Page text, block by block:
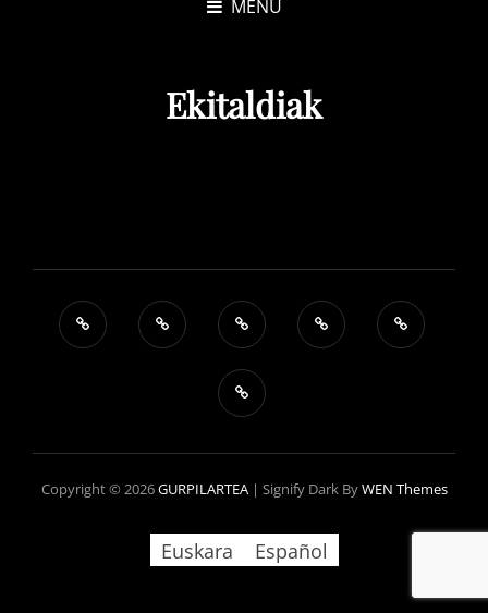
MENU
Ekitaldiak
Copyright © 2026GURPILARTEA | Signify Dark ByWEN Themes
Euskara Español